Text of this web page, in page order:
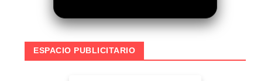
ESPACIO PUBLICITARIO